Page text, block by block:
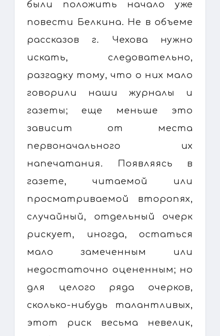
были положить начало уже
повести Белкина. Не в объеме
рассказов г. Чехова нужно
искать, следовательно,
разгадку тому, что о них мало
говорили наши журналы и
газеты; еще меньше это
зависит от места
первоначального их
напечатания. Появляясь в
газете, читаемой или
просматриваемой второпях,
случайный, отдельный очерк
рискует, иногда, остаться
мало замеченным или
недостаточно оцененным; но
для целого ряда очерков,
сколько-нибудь талантливых,
этот риск весьма невелик,